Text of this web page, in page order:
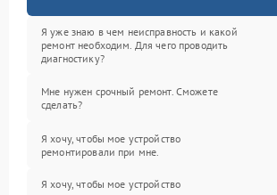
Я уже знаю в чем неисправность и какой
ремонт необходим. Для чего проводить
диагностику?
Мне нужен срочный ремонт. Сможете
сделать?
Я хочу, чтобы мое устройство
ремонтировали при мне.
Я хочу, чтобы мое устройство